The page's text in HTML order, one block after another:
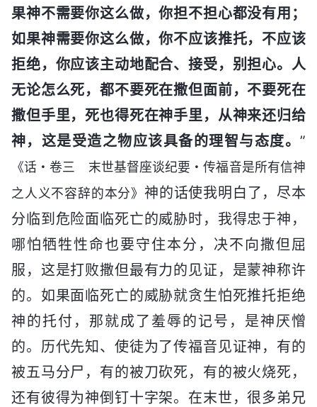
果神不需要你这么做，你担不担心都没有用；
如果神需要你这么做，你不应该推托，不应该
拒绝，你应该主动地配合、接受，别担心。人
无论怎么死，都不要死在撒但面前，不要死在
撒但手里，死也得死在神手里，从神来还归给
神，这是受造之物应该具备的理智与态度。 ”
《话・卷三 末世基督座谈纪要・传福音是所有信神
之人义不容辞的本分》 神的话使我明白了，尽本
分临到危险面临死亡的威胁时，我得忠于神，
哪怕牺牲性命也要守住本分，决不向撒但屈
服，这是打败撒但最有力的见证，是蒙神称许
的。如果面临死亡的威胁就贪生怕死推托拒绝
神的托付，那就成了羞辱的记号，是神厌憎
的。历代先知、使徒为了传福音见证神，有的
被五马分尸，有的被刀砍死，有的被火烧死，
还有彼得为神倒钉十字架。在末世，很多弟兄